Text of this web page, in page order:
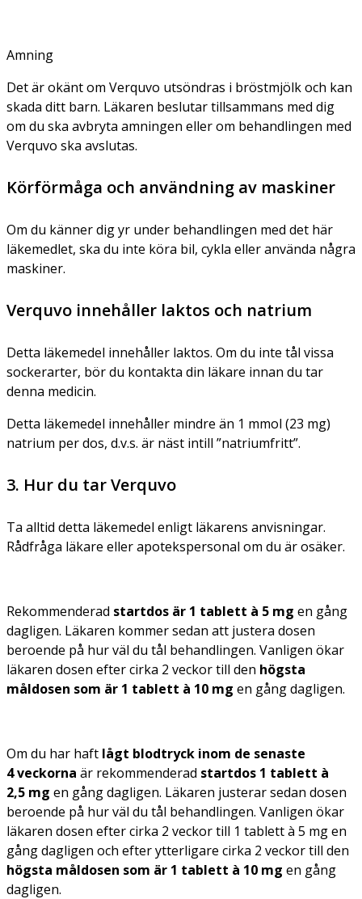
Amning
Det är okänt om Verquvo utsöndras i bröstmjölk och kan
skada ditt barn. Läkaren beslutar tillsammans med dig
om du ska avbryta amningen eller om behandlingen med
Verquvo ska avslutas.
Körförmåga och användning av maskiner
Om du känner dig yr under behandlingen med det här
läkemedlet, ska du inte köra bil, cykla eller använda några
maskiner.
Verquvo innehåller laktos och natrium
Detta läkemedel innehåller laktos. Om du inte tål vissa
sockerarter, bör du kontakta din läkare innan du tar
denna medicin.
Detta läkemedel innehåller mindre än 1 mmol (23 mg)
natrium per dos, d.v.s. är näst intill ”natriumfritt”.
3. Hur du tar Verquvo
Ta alltid detta läkemedel enligt läkarens anvisningar.
Rådfråga läkare eller apotekspersonal om du är osäker.
Rekommenderad startdos är 1 tablett à 5 mg en gång
dagligen. Läkaren kommer sedan att justera dosen
beroende på hur väl du tål behandlingen. Vanligen ökar
läkaren dosen efter cirka 2 veckor till den högsta
måldosen som är 1 tablett à 10 mg en gång dagligen.
Om du har haft lågt blodtryck inom de senaste
4 veckorna är rekommenderad startdos 1 tablett à
2,5 mg en gång dagligen. Läkaren justerar sedan dosen
beroende på hur väl du tål behandlingen. Vanligen ökar
läkaren dosen efter cirka 2 veckor till 1 tablett à 5 mg en
gång dagligen och efter ytterligare cirka 2 veckor till den
högsta måldosen som är 1 tablett à 10 mg en gång
dagligen.